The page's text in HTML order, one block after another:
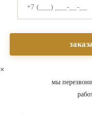
×
мы